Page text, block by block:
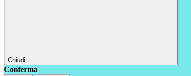
Chiudi
Conferma